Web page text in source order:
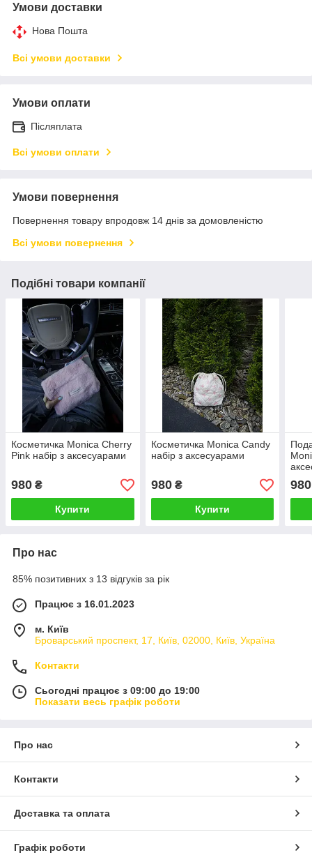
Умови доставки
Нова Пошта
Всі умови доставки
Умови оплати
Післяплата
Всі умови оплати
Умови повернення
Повернення товару впродовж 14 днів за домовленістю
Всі умови повернення
Подібні товари компанії
Косметичка Monica Cherry
Pink набір з аксесуарами
980 ₴
Купити
Косметичка Monica Candy
набір з аксесуарами
980₴
Купити
980
Про нас
85% позитивних з 13 відгуків за рік
Працює з 16.01.2023
м. Київ
Броварський проспект, 17, Київ, 02000, Київ, Україна
Контакти
Сьогодні працює з 09:00 до 19:00
Показати весь графік роботи
Про нас
Контакти
Доставка та оплата
Графік роботи